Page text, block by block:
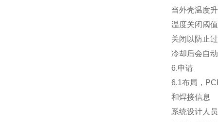
当外壳温度
温度关闭阈
关闭以防止
冷却后会自
6.申请
6.1布局，
和焊接信息
系统设计人